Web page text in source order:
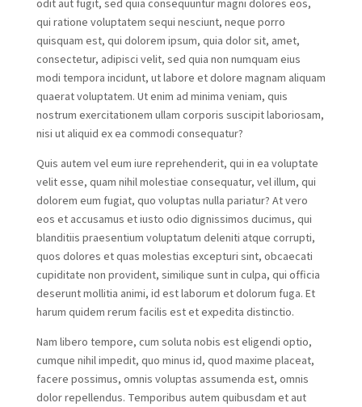
odit aut fugit, sed quia consequuntur magni dolores eos,
qui ratione voluptatem sequi nesciunt, neque porro
quisquam est, qui dolorem ipsum, quia dolor sit, amet,
consectetur, adipisci velit, sed quia non numquam eius
modi tempora incidunt, ut labore et dolore magnam aliquam
quaerat voluptatem. Ut enim ad minima veniam, quis
nostrum exercitationem ullam corporis suscipit laboriosam,
nisi ut aliquid ex ea commodi consequatur?
Quis autem vel eum iure reprehenderit, qui in ea voluptate
velit esse, quam nihil molestiae consequatur, vel illum, qui
dolorem eum fugiat, quo voluptas nulla pariatur? At vero
eos et accusamus et iusto odio dignissimos ducimus, qui
blanditiis praesentium voluptatum deleniti atque corrupti,
quos dolores et quas molestias excepturi sint, obcaecati
cupiditate non provident, similique sunt in culpa, qui officia
deserunt mollitia animi, id est laborum et dolorum fuga. Et
harum quidem rerum facilis est et expedita distinctio.
Nam libero tempore, cum soluta nobis est eligendi optio,
cumque nihil impedit, quo minus id, quod maxime placeat,
facere possimus, omnis voluptas assumenda est, omnis
dolor repellendus. Temporibus autem quibusdam et aut